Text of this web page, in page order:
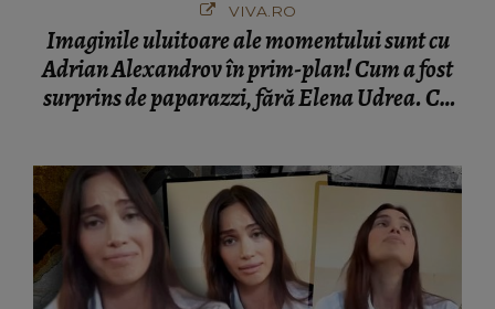
VIVA.RO
Imaginile uluitoare ale momentului sunt cu
Adrian Alexandrov în prim-plan! Cum a fost
surprins de paparazzi, fără Elena Udrea. Cu